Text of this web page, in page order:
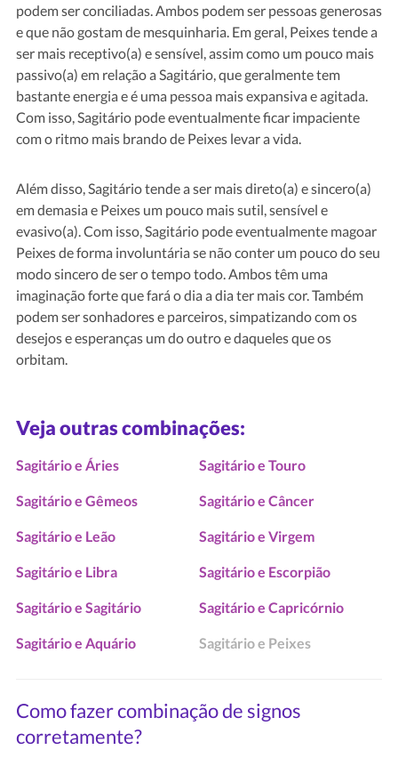
podem ser conciliadas. Ambos podem ser pessoas generosas
e que não gostam de mesquinharia. Em geral, Peixes tende a
ser mais receptivo(a) e sensível, assim como um pouco mais
passivo(a) em relação a Sagitário, que geralmente tem
bastante energia e é uma pessoa mais expansiva e agitada.
Com isso, Sagitário pode eventualmente ficar impaciente
com o ritmo mais brando de Peixes levar a vida.
Além disso, Sagitário tende a ser mais direto(a) e sincero(a)
em demasia e Peixes um pouco mais sutil, sensível e
evasivo(a). Com isso, Sagitário pode eventualmente magoar
Peixes de forma involuntária se não conter um pouco do seu
modo sincero de ser o tempo todo. Ambos têm uma
imaginação forte que fará o dia a dia ter mais cor. Também
podem ser sonhadores e parceiros, simpatizando com os
desejos e esperanças um do outro e daqueles que os
orbitam.
Veja outras combinações:
Sagitário e Áries Sagitário e Touro
Sagitário e Gêmeos Sagitário e Câncer
Sagitário e Leão Sagitário e Virgem
Sagitário e Libra Sagitário e Escorpião
Sagitário e Sagitário Sagitário e Capricórnio
Sagitário e Aquário Sagitário e Peixes
Como fazer combinação de signos
corretamente?